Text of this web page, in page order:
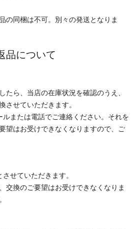
の同梱は不可。別々の発送となりま
品について
たら、当店の在庫状況を確認のうえ、
させていただきます。
または電話でご連絡ください。それを
望はお受けできなくなりますので、ご
せていただきます。
交換のご要望はお受けできなくなりま